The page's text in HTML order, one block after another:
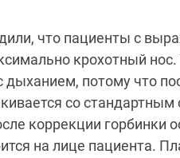
что пациенты с
крохотный нос.
потому что
со
коррекции горбинки
на лице пациента.